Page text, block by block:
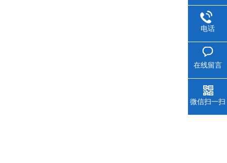
电话
在线留言
微信扫一扫